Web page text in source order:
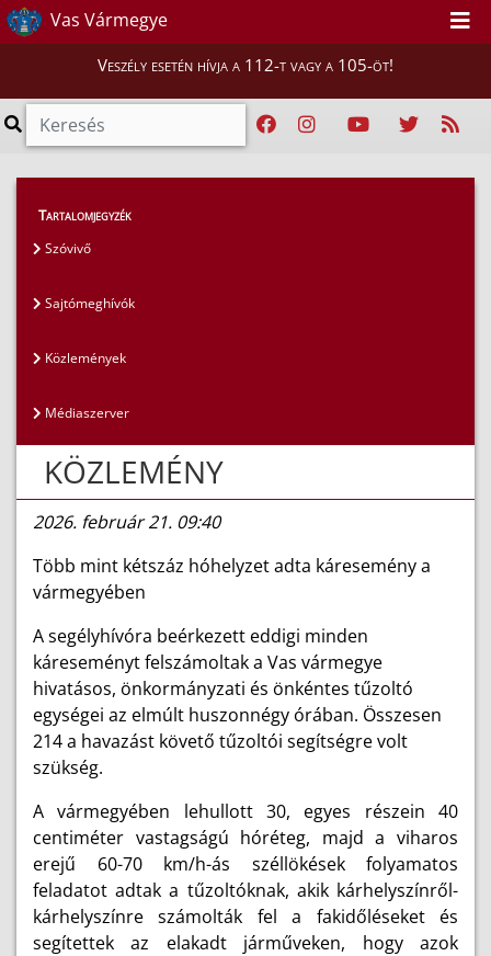
Vas Vármegye
Veszély esetén hívja a 112-t vagy a 105-öt!
Magunkról
Tartalomjegyzék
Szóvivő
Sajtómeghívók
Közlemények
Médiaszerver
KÖZLEMÉNY
2026. február 21. 09:40
Több mint kétszáz hóhelyzet adta káresemény a
vármegyében
A segélyhívóra beérkezett eddigi minden
káreseményt felszámoltak a Vas vármegye
hivatásos, önkormányzati és önkéntes tűzoltó
egységei az elmúlt huszonnégy órában. Összesen
214 a havazást követő tűzoltói segítségre volt
szükség.
A vármegyében lehullott 30, egyes részein 40
centiméter vastagságú hóréteg, majd a viharos
erejű 60-70 km/h-ás széllökések folyamatos
feladatot adtak a tűzoltóknak, akik kárhelyszínről-
kárhelyszínre számolták fel a fakidőléseket és
segítettek az elakadt járműveken, hogy azok